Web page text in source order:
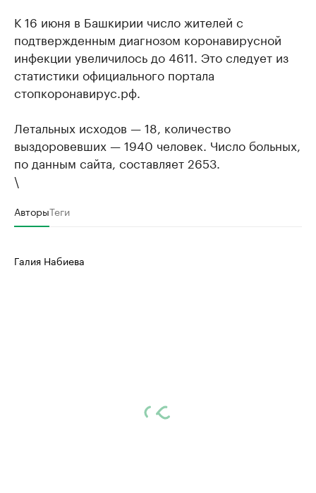
К 16 июня в Башкирии число жителей с
подтвержденным диагнозом коронавирусной
инфекции увеличилось до 4611. Это следует из
статистики официального портала
стопкоронавирус.рф.
Летальных исходов — 18, количество
выздоровевших — 1940 человек. Число больных,
по данным сайта, составляет 2653.
\
АвторыТеги
Галия Набиева